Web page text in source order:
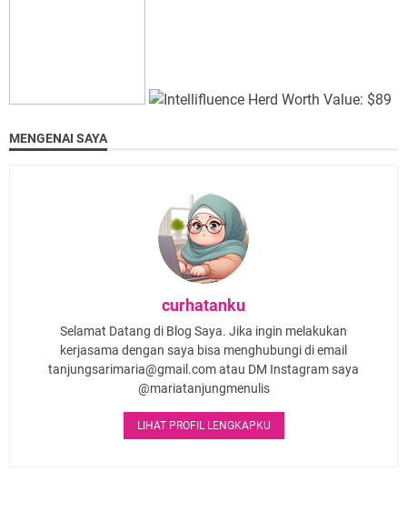
MENGENAI SAYA
curhatanku
Selamat Datang di Blog Saya. Jika ingin melakukan
kerjasama dengan saya bisa menghubungi di email
tanjungsarimaria@gmail.com atau DM Instagram saya
@mariatanjungmenulis
LIHAT PROFIL LENGKAPKU